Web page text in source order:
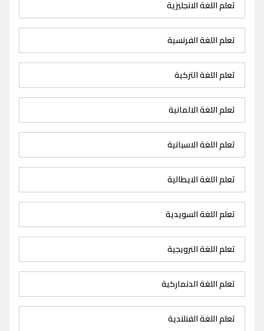
تعلم اللغة الانجليزية
تعلم اللغة الفرنسية
تعلم اللغة التركية
تعلم اللغة الالمانية
تعلم اللغة الاسبانية
تعلم اللغة الايطالية
تعلم اللغة السويدية
تعلم اللغة النرويجية
تعلم اللغة الدنماركية
تعلم اللغة الفنلندية